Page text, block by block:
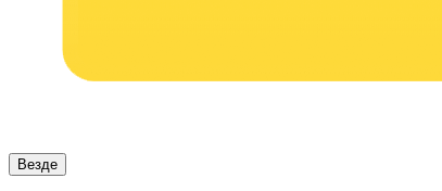
Везде